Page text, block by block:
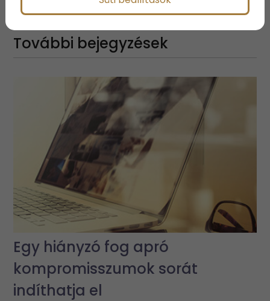
További bejegyzések
Egy hiányzó fog apró
kompromisszumok sorát
indíthatja el